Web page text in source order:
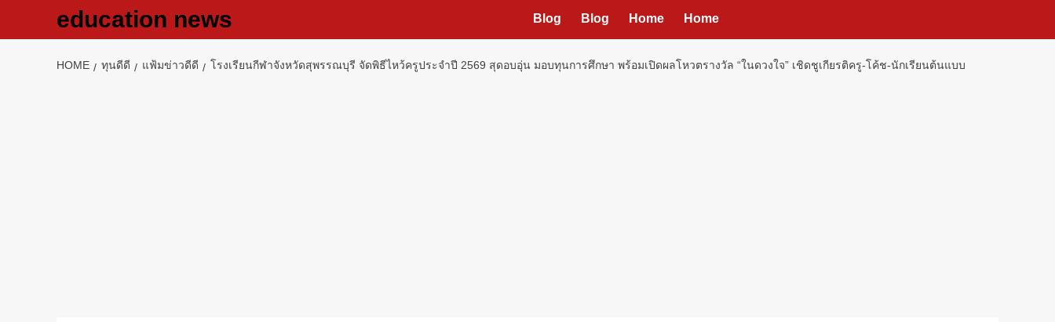
education news Blog Blog Home Home
HOME ทุนดีดี แฟ้มข่าวดีดี โรงเรียนกีฬาจังหวัดสุพรรณบุรี จัดพิธีไหว้ครูประจำปี 2569 สุดอบอุ่น มอบทุนการศึกษา พร้อมเปิดผลโหวตรางวัล “ในดวงใจ” เชิดชูเกียรติครู-โค้ช-นักเรียนต้นแบบ